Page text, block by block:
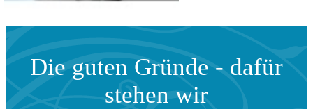
Die guten Gründe - dafür
stehen wir